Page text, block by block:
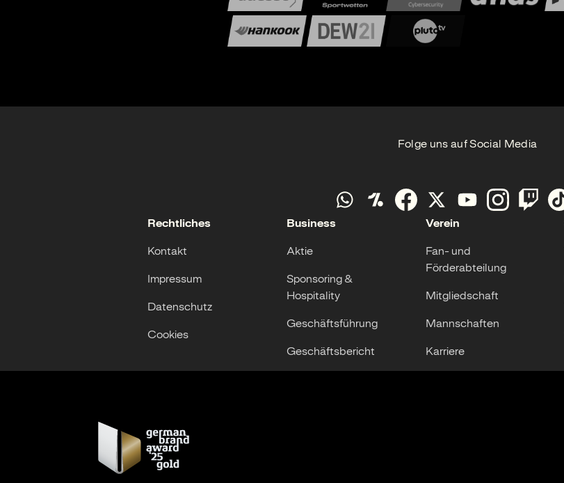
Folge uns auf Social Media
Rechtliches
Kontakt
Impressum
Datenschutz
Cookies
Business
Aktie
Sponsoring &
Hospitality
Geschäftsführung
Geschäftsbericht
Verein
Fan- und
Förderabteilung
Mitgliedschaft
Mannschaften
Karriere